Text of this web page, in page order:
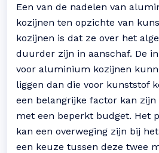
Een van de nadelen van
kozijnen ten opzichte van
kozijnen is dat ze over het
duurder zijn in aanschaf. De
voor aluminium kozijnen
liggen dan die voor kunststof
een belangrijke factor kan zijn
met een beperkt budget. Het
kan een overweging zijn bij
een keuze tussen deze twee